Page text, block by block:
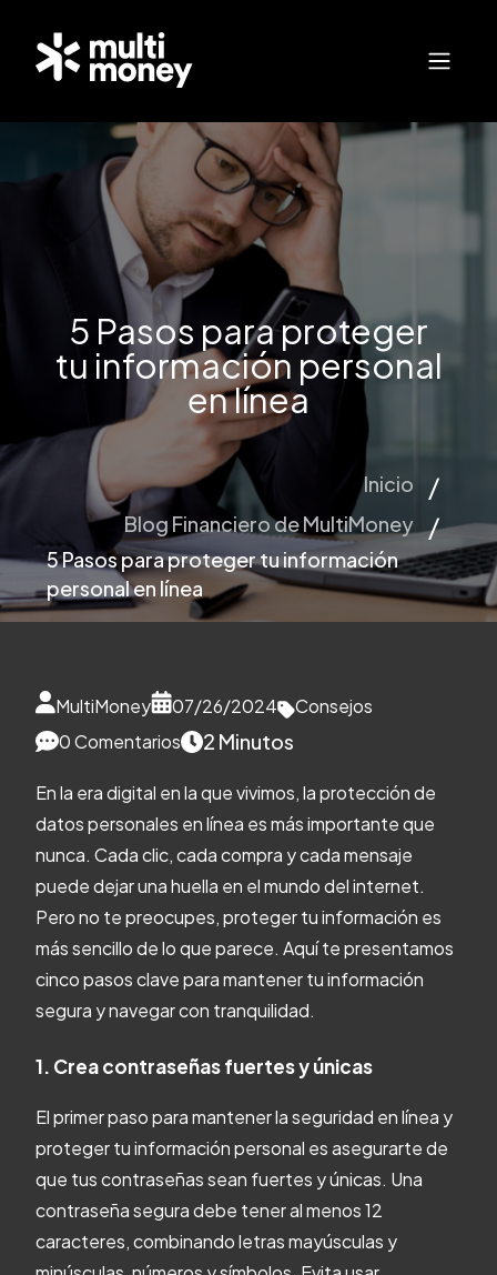
5 Pasos para proteger
tu información personal
en línea
Inicio
Blog Financiero de MultiMoney
5 Pasos para proteger tu información
personal en línea
MultiMoney 07/26/2024
Consejos
0 Comentarios
2 Minutos
En la era digital en la que vivimos, la protección de
datos personales en línea es más importante que
nunca. Cada clic, cada compra y cada mensaje
puede dejar una huella en el mundo del internet.
Pero no te preocupes, proteger tu información es
más sencillo de lo que parece. Aquí te presentamos
cinco pasos clave para mantener tu información
segura y navegar con tranquilidad.
1. Crea contraseñas fuertes y únicas
El primer paso para mantener la seguridad en línea y
proteger tu información personal es asegurarte de
que tus contraseñas sean fuertes y únicas. Una
contraseña segura debe tener al menos 12
caracteres, combinando letras mayúsculas y